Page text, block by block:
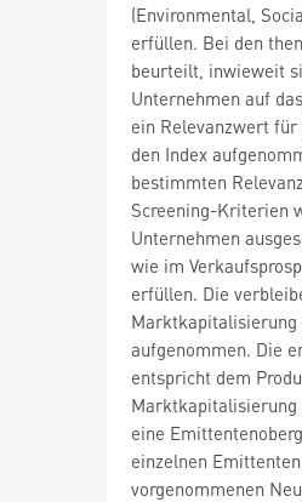
(Environmental,
erfüllen. Bei den
beurteilt, inwieweit
Unternehmen auf
ein Relevanzwert
den Index
bestimmten
Screening-Kriterien
Unternehmen
wie im
erfüllen. Die
Marktkapitalisierung
aufgenommen. Die
entspricht dem
Marktkapitalisierung
eine
einzelnen
vorgenommenen